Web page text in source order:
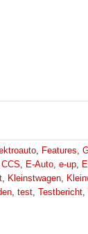
, Features,
CCS, E-Auto, e-up,
, Kleinstwagen,
, test, Testbericht,